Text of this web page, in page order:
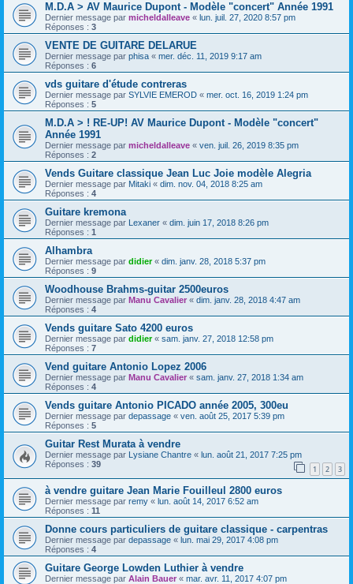
M.D.A > AV Maurice Dupont - Modèle "concert" Année 1991
Dernier message par micheldalleave « lun. juil. 27, 2020 8:57 pm
Réponses : 3
VENTE DE GUITARE DELARUE
Dernier message par phisa « mer. déc. 11, 2019 9:17 am
Réponses : 6
vds guitare d'étude contreras
Dernier message par SYLVIE EMEROD « mer. oct. 16, 2019 1:24 pm
Réponses : 5
M.D.A > ! RE-UP! AV Maurice Dupont - Modèle "concert"
Année 1991
Dernier message par micheldalleave « ven. juil. 26, 2019 8:35 pm
Réponses : 2
Vends Guitare classique Jean Luc Joie modèle Alegria
Dernier message par Mitaki « dim. nov. 04, 2018 8:25 am
Réponses : 4
Guitare kremona
Dernier message par Lexaner « dim. juin 17, 2018 8:26 pm
Réponses : 1
Alhambra
Dernier message par didier« dim. janv. 28, 2018 5:37 pm
Réponses : 9
Woodhouse Brahms-guitar 2500euros
Dernier message par Manu Cavalier « dim. janv. 28, 2018 4:47 am
Réponses : 4
Vends guitare Sato 4200 euros
Dernier message par didier« sam. janv. 27, 2018 12:58 pm
Réponses : 7
Vend guitare Antonio Lopez 2006
Dernier message par Manu Cavalier « sam. janv. 27, 2018 1:34 am
Réponses : 4
Vends guitare Antonio PICADO année 2005, 300eu
Dernier message par depassage « ven. août 25, 2017 5:39 pm
Réponses : 5
Guitar Rest Murata à vendre
Dernier message par Lysiane Chantre « lun. août 21, 2017 7:25 pm
Réponses : 39 1 2 3
à vendre guitare Jean Marie Fouilleul 2800 euros
Dernier message par remy « lun. août 14, 2017 6:52 am
Réponses : 11
Donne cours particuliers de guitare classique - carpentras
Dernier message par depassage « lun. mai 29, 2017 4:08 pm
Réponses : 4
Guitare George Lowden Luthier à vendre
Dernier message par Alain Bauer « mar. avr. 11, 2017 4:07 pm